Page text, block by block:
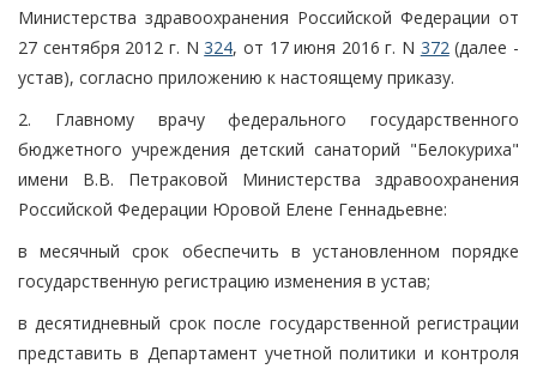
Министерства здравоохранения Российской Федерации от
27 сентября 2012 г. N324, от 17 июня 2016 г. N 372 (далее -
устав), согласно приложению к настоящему приказу.
2. Главному врачу федерального государственного
бюджетного учреждения детский санаторий "Белокуриха"
имени В.В. Петраковой Министерства здравоохранения
Российской Федерации Юровой Елене Геннадьевне:
в месячный срок обеспечить в установленном порядке
государственную регистрацию изменения в устав;
в десятидневный срок после государственной регистрации
представить в Департамент учетной политики и контроля